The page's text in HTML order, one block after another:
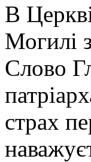
В
Могилі
Слово
страх